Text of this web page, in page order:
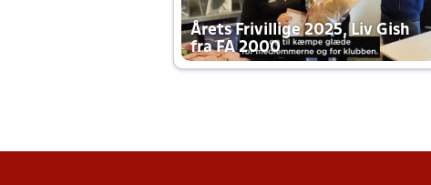
Årets Frivillige 2025, Liv Gish
fra FA 2000